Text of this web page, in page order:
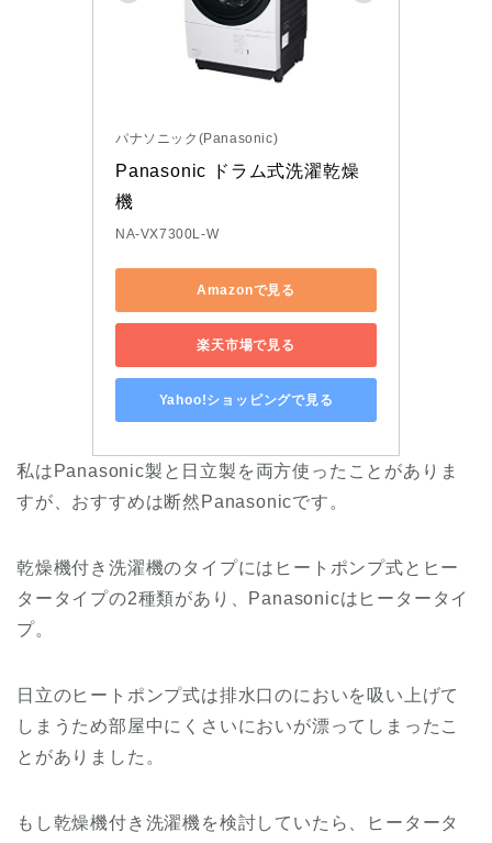
パナソニック(Panasonic)
Panasonic ドラム式洗濯乾燥
機
NA-VX7300L-W
Amazonで見る
楽天市場で見る
Yahoo!ショッピングで見る
私はPanasonic製と日立製を両方使ったことがありま
すが、おすすめは断然Panasonicです。
乾燥機付き洗濯機のタイプにはヒートポンプ式とヒー
タータイプの2種類があり、Panasonicはヒータータイ
プ。
日立のヒートポンプ式は排水口のにおいを吸い上げて
しまうため部屋中にくさいにおいが漂ってしまったこ
とがありました。
もし乾燥機付き洗濯機を検討していたら、ヒータータ